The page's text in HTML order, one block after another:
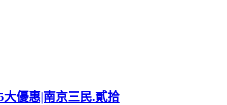
大優惠|南京三民.貳拾